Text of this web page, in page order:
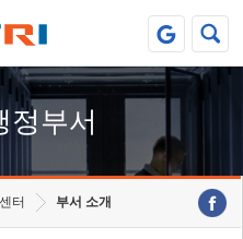
정부서
터 부서 소개